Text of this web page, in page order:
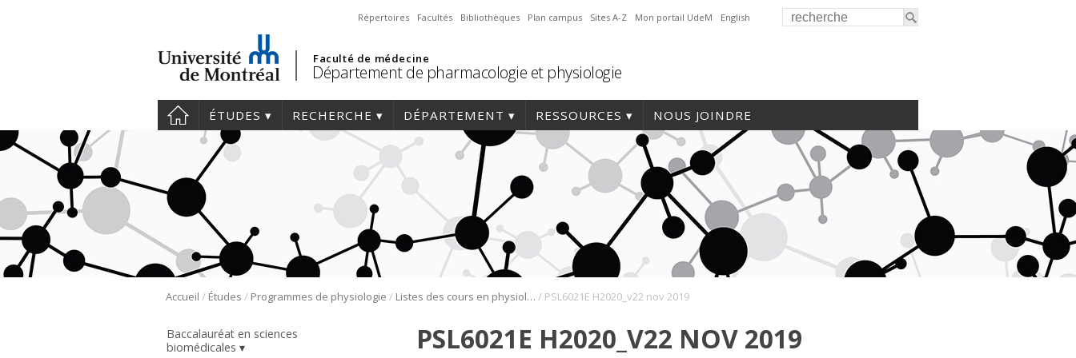
Répertoires Facultés Bibliothèques Plan campus Sites A-Z Mon portail UdeM English
Faculté de médecine
Département de pharmacologie et physiologie
ÉTUDES RECHERCHE DÉPARTEMENT RESSOURCES NOUS JOINDRE
Accueil / Études / Programmes de physiologie / Listes des cours en physiologie / PSL6021E H2020_v22 nov 2019
Baccalauréat en sciences
biomédicales
PSL6021E H2020_V22 NOV 2019